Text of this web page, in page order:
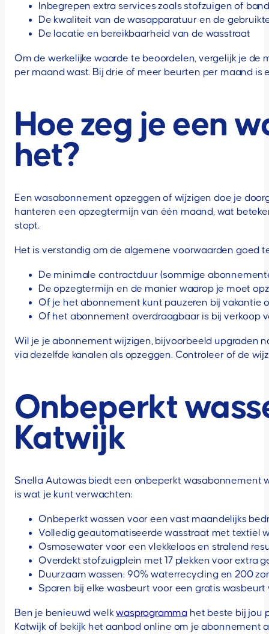
Inbegrepen extra services zoals stofzuigen of
De kwaliteit van de wasapparatuur en de
De locatie en bereikbaarheid van de wasstraat
Om de werkelijke waarde te beoordelen, vergelijk je
per maand wast. Bij drie of meer beurten per maand
Hoe zeg je een
het?
Een wasabonnement opzeggen of wijzigen doe je
hanteren een opzegtermijn van één maand, wat
stopt.
Het is verstandig om de algemene voorwaarden goed
De minimale contractduur (sommige
De opzegtermijn en de manier waarop je moet
Of je het abonnement kunt pauzeren bij vakantie
Of het abonnement overdraagbaar is bij verkoop
Wil je je abonnement wijzigen, bijvoorbeeld upgraden
via dezelfde kanalen als opzeggen. Controleer of de
Onbeperkt
Katwijk
Snella Autowas biedt een onbeperkt wasabonnement
is wat je kunt verwachten:
Onbeperkt wassen voor een vast maandelijks
Volledig geautomatiseerde wasstraat met textiel
Osmosewater voor een vlekkeloos en stralend
Overdekt stofzuigplein met 17 plekken voor extra
Duurzaam wassen: 90% waterrecycling en 200
Sparen bij elke wasbeurt voor een gratis wasbeurt
Ben je benieuwd welkwasprogramma het beste bij jou
Katwijk of bekijk het aanbod online om je abonnement